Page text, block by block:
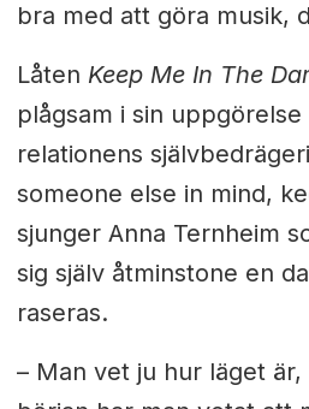
bra med att göra musik,
Låten Keep Me In The
plågsam i sin
relationens
someone else in mind,
sjunger Anna Ternheim
sig själv åtminstone en
raseras.
– Man vet ju hur läget